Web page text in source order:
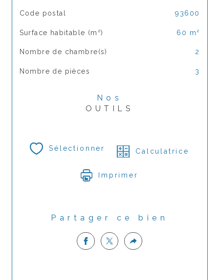
TRAD_SIROCCO_Caracteristique
Code postal 93600
Surface habitable (m²) 60 m²
Nombre de chambre(s) 2
Nombre de pièces 3
Nos
OUTILS
Sélectionner Calculatrice
Imprimer
Partager ce bien